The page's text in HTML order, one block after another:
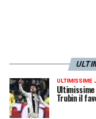
ULTIMISSIME
Trubin il